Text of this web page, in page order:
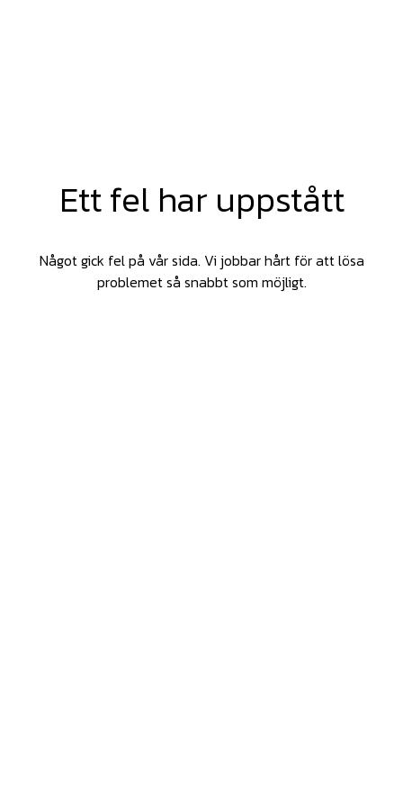
Ett fel har uppstått
Något gick fel på vår sida. Vi jobbar hårt för att lösa
problemet så snabbt som möjligt.